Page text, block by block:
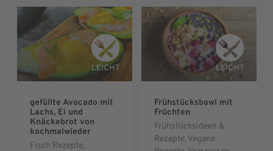
gefüllte Avocado mit
Lachs, Ei und
Knäckebrot von
kochmalwieder
Fisch Rezepte,
Frühstücksbowl mit
Früchten
Frühstücksideen &
Rezepte, Vegane